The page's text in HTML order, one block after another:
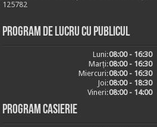
125782
Program de lucru cu publicul
Luni:08:00 - 16:30
Marți:08:00 - 16:30
Miercuri:08:00 - 16:30
Joi:08:00 - 18:30
Vineri:08:00 - 14:00
Program casierie